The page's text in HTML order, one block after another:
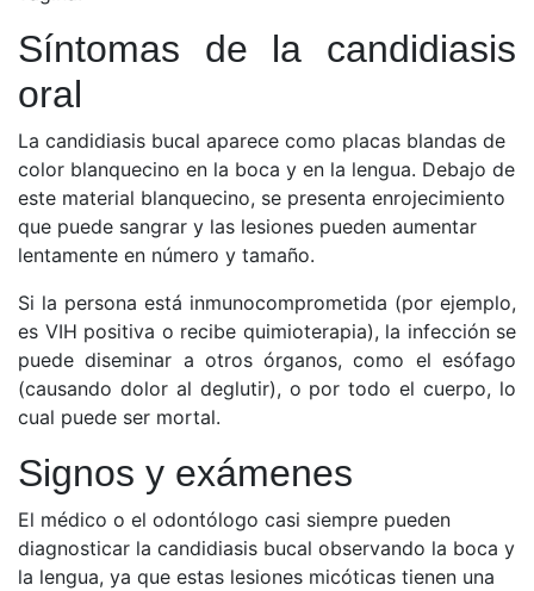
Síntomas de la candidiasis
oral
La candidiasis bucal aparece como placas blandas de
color blanquecino en la boca y en la lengua. Debajo de
este material blanquecino, se presenta enrojecimiento
que puede sangrar y las lesiones pueden aumentar
lentamente en número y tamaño.
Si la persona está inmunocomprometida (por ejemplo,
es VIH positiva o recibe quimioterapia), la infección se
puede diseminar a otros órganos, como el esófago
(causando dolor al deglutir), o por todo el cuerpo, lo
cual puede ser mortal.
Signos y exámenes
El médico o el odontólogo casi siempre pueden
diagnosticar la candidiasis bucal observando la boca y
la lengua, ya que estas lesiones micóticas tienen una